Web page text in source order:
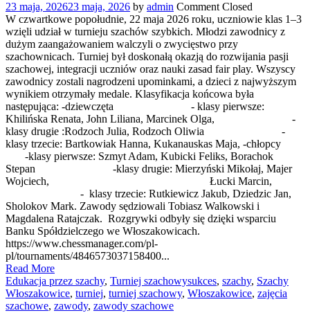
23 maja, 202623 maja, 2026 by admin Comment Closed
W czwartkowe popołudnie, 22 maja 2026 roku, uczniowie klas 1–3
wzięli udział w turnieju szachów szybkich. Młodzi zawodnicy z
dużym zaangażowaniem walczyli o zwycięstwo przy
szachownicach. Turniej był doskonałą okazją do rozwijania pasji
szachowej, integracji uczniów oraz nauki zasad fair play. Wszyscy
zawodnicy zostali nagrodzeni upominkami, a dzieci z najwyższym
wynikiem otrzymały medale. Klasyfikacja końcowa była
następująca: -dziewczęta - klasy pierwsze:
Khilińska Renata, John Liliana, Marcinek Olga, -
klasy drugie :Rodzoch Julia, Rodzoch Oliwia -
klasy trzecie: Bartkowiak Hanna, Kukanauskas Maja, -chłopcy
-klasy pierwsze: Szmyt Adam, Kubicki Feliks, Borachok
Stepan -klasy drugie: Mierzyński Mikołaj, Majer
Wojciech, Łucki Marcin,
- klasy trzecie: Rutkiewicz Jakub, Dziedzic Jan,
Sholokov Mark. Zawody sędziowali Tobiasz Walkowski i
Magdalena Ratajczak. Rozgrywki odbyły się dzięki wsparciu
Banku Spółdzielczego we Włoszakowicach.
https://www.chessmanager.com/pl-
pl/tournaments/4846573037158400...
Read More
Edukacja przez szachy, Turniej szachowysukces, szachy, Szachy
Włoszakowice, turniej, turniej szachowy, Włoszakowice, zajęcia
szachowe, zawody, zawody szachowe